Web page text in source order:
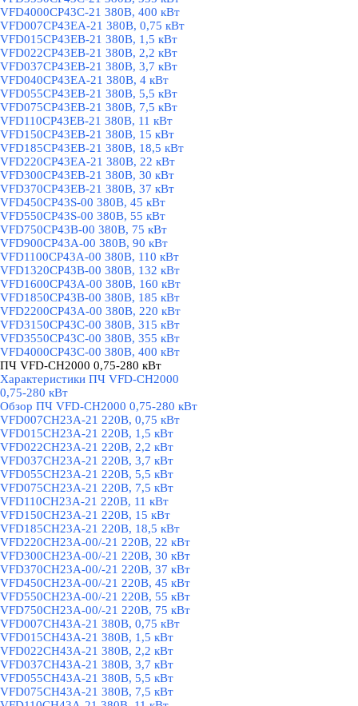
VFD4000CP43C-21 380В, 400 кВт
VFD007CP43EA-21 380В, 0,75 кВт
VFD015CP43EB-21 380В, 1,5 кВт
VFD022CP43EB-21 380В, 2,2 кВт
VFD037CP43EB-21 380В, 3,7 кВт
VFD040CP43EA-21 380В, 4 кВт
VFD055CP43EB-21 380В, 5,5 кВт
VFD075CP43EB-21 380В, 7,5 кВт
VFD110CP43EB-21 380В, 11 кВт
VFD150CP43EB-21 380В, 15 кВт
VFD185CP43EB-21 380В, 18,5 кВт
VFD220CP43EA-21 380В, 22 кВт
VFD300CP43EB-21 380В, 30 кВт
VFD370CP43EB-21 380В, 37 кВт
VFD450CP43S-00 380В, 45 кВт
VFD550CP43S-00 380В, 55 кВт
VFD750CP43B-00 380В, 75 кВт
VFD900CP43A-00 380В, 90 кВт
VFD1100CP43A-00 380В, 110 кВт
VFD1320CP43B-00 380В, 132 кВт
VFD1600CP43A-00 380В, 160 кВт
VFD1850CP43B-00 380В, 185 кВт
VFD2200CP43A-00 380В, 220 кВт
VFD3150CP43C-00 380В, 315 кВт
VFD3550CP43C-00 380В, 355 кВт
VFD4000CP43C-00 380В, 400 кВт
ПЧ VFD-CH2000 0,75-280 кВт
Характеристики ПЧ VFD-CH2000
0,75-280 кВт
Обзор ПЧ VFD-CH2000 0,75-280 кВт
VFD007CH23A-21 220В, 0,75 кВт
VFD015CH23A-21 220В, 1,5 кВт
VFD022CH23A-21 220В, 2,2 кВт
VFD037CH23A-21 220В, 3,7 кВт
VFD055CH23A-21 220В, 5,5 кВт
VFD075CH23A-21 220В, 7,5 кВт
VFD110CH23A-21 220В, 11 кВт
VFD150CH23A-21 220В, 15 кВт
VFD185CH23A-21 220В, 18,5 кВт
VFD220CH23A-00/-21 220В, 22 кВт
VFD300CH23A-00/-21 220В, 30 кВт
VFD370CH23A-00/-21 220В, 37 кВт
VFD450CH23A-00/-21 220В, 45 кВт
VFD550CH23A-00/-21 220В, 55 кВт
VFD750CH23A-00/-21 220В, 75 кВт
VFD007CH43A-21 380В, 0,75 кВт
VFD015CH43A-21 380В, 1,5 кВт
VFD022CH43A-21 380В, 2,2 кВт
VFD037CH43A-21 380В, 3,7 кВт
VFD055CH43A-21 380В, 5,5 кВт
VFD075CH43A-21 380В, 7,5 кВт